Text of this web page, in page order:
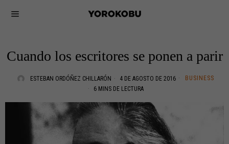
Cuando los escritores se ponen a parir
ESTEBAN ORDÓÑEZ CHILLARÓN 4 DE AGOSTO DE 2016
BUSINESS
6 MINS DE LECTURA